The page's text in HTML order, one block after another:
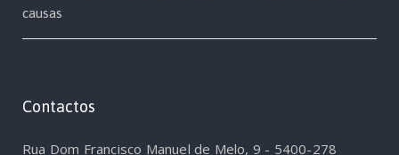
causas
Contactos
Rua Dom Francisco Manuel de Melo, 9 - 5400-278